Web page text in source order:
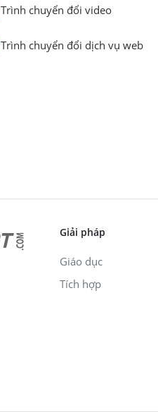
Trình chuyển đổi video
Trình chuyển đổi dịch vụ web
Giải pháp
Giáo dục
Tích hợp